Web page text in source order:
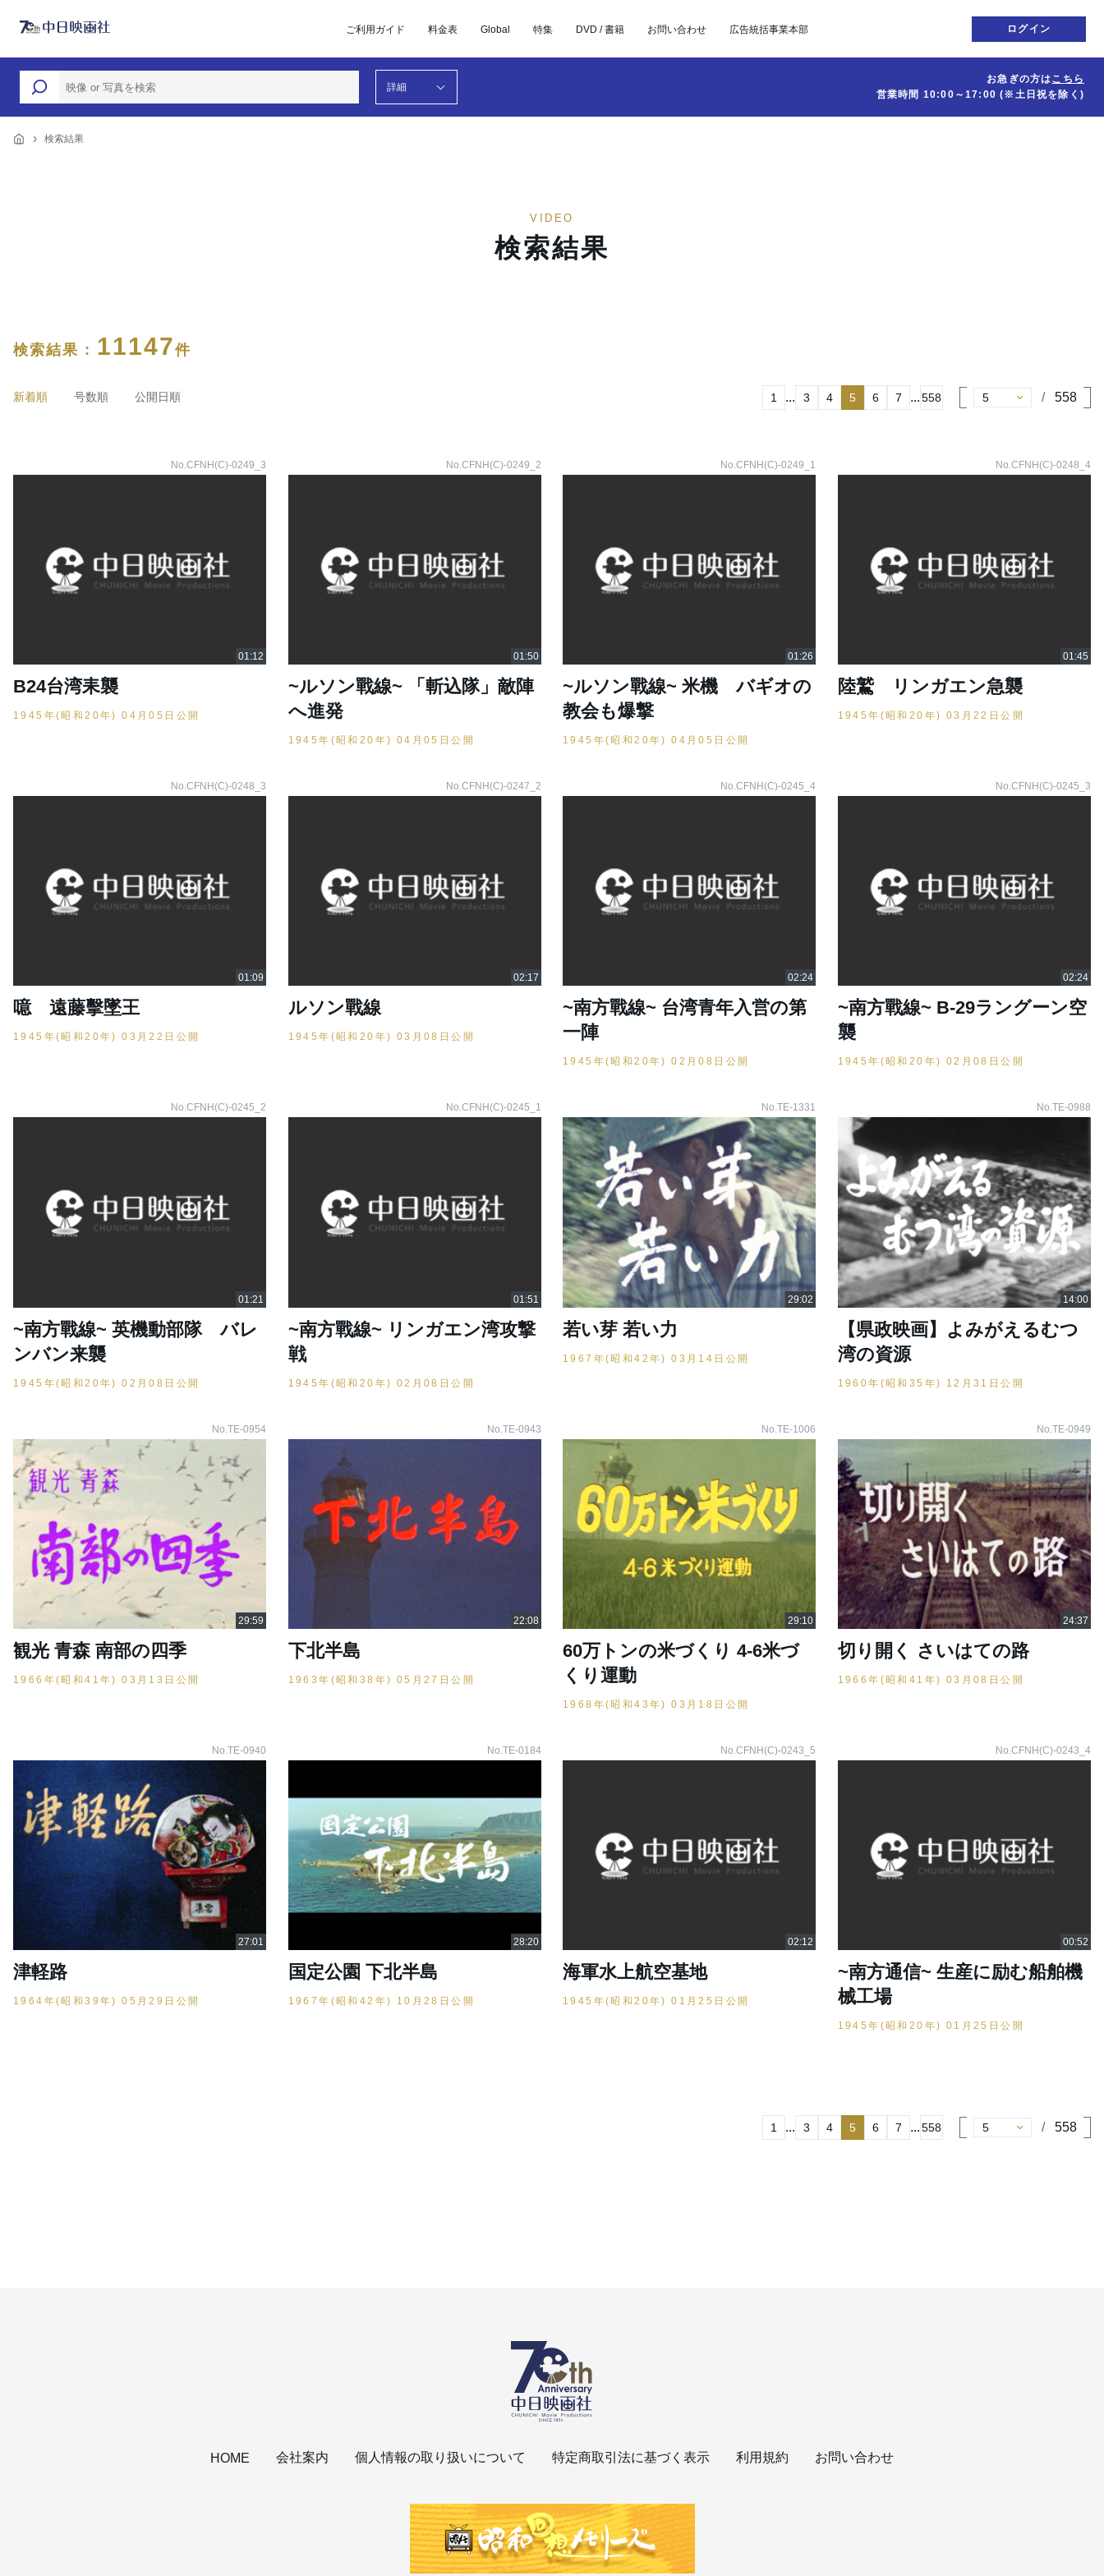
ご利用ガイド 料金表 Global 特集 DVD / 書籍 お問い合わせ 広告統括事業本部 ログイン
詳細
お急ぎの方はこちら
営業時間 10:00～17:00(※土日祝を除く)
検索結果
VIDEO
検索結果
検索結果 : 11147件
新着順 号数順 公開日順 1 ... 3 4 5 6 7 ...558 558
No.CFNH(C)-0249_3
B24台湾耒襲
1945年(昭和20年) 04月05日公開
No.CFNH(C)-0249_2
~ルソン戰線~ 「斬込隊」敵陣
へ進発
1945年(昭和20年) 04月05日公開
No.CFNH(C)-0249_1
~ルソン戰線~ 米機 バギオの
教会も爆撃
1945年(昭和20年) 04月05日公開
No.CFNH(C)-0248_4
陸鷲 リンガエン急襲
1945年(昭和20年) 03月22日公開
No.CFNH(C)-0248_3
噫 遠藤擊墜王
1945年(昭和20年) 03月22日公開
No.CFNH(C)-0247_2
ルソン戰線
1945年(昭和20年) 03月08日公開
No.CFNH(C)-0245_4
~南方戰線~ 台湾青年入営の第
一陣
1945年(昭和20年) 02月08日公開
No.CFNH(C)-0245_3
~南方戰線~ B-29ラングーン空
襲
1945年(昭和20年) 02月08日公開
No.CFNH(C)-0245_2
~南方戰線~ 英機動部隊 バレ
ンバン来襲
1945年(昭和20年) 02月08日公開
No.CFNH(C)-0245_1
~南方戰線~ リンガエン湾攻撃
戦
1945年(昭和20年) 02月08日公開
No.TE-1331
若い芽 若い力
1967年(昭和42年) 03月14日公開
No.TE-0988
【県政映画】よみがえるむつ
湾の資源
1960年(昭和35年) 12月31日公開
No.TE-0954
観光 青森 南部の四季
1966年(昭和41年) 03月13日公開
No.TE-0943
下北半島
1963年(昭和38年) 05月27日公開
No.TE-1006
60万トンの米づくり 4-6米づ
くり運動
1968年(昭和43年) 03月18日公開
No.TE-0949
切り開く さいはての路
1966年(昭和41年) 03月08日公開
No.TE-0940
津軽路
1964年(昭和39年) 05月29日公開
No.TE-0184
国定公園 下北半島
1967年(昭和42年) 10月28日公開
No.CFNH(C)-0243_5
海軍水上航空基地
1945年(昭和20年) 01月25日公開
No.CFNH(C)-0243_4
~南方通信~ 生産に励む船舶機
械工場
1945年(昭和20年) 01月25日公開
1 ... 3 4 5 6 7 ...558 558
HOME 会社案内 個人情報の取り扱いについて 特定商取引法に基づく表示 利用規約 お問い合わせ